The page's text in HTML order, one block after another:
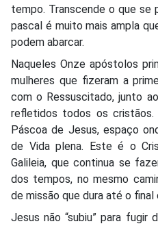
tempo. Transcende o que se
pascal é muito mais ampla
podem abarcar.
Naqueles Onze apóstolos
mulheres que fizeram a
com o Ressuscitado, junto
refletidos todos os
Páscoa de Jesus, espaço
de Vida plena. Este é o
Galileia, que continua se
dos tempos, no mesmo
de missão que dura até o final
Jesus não “subiu” para fugir